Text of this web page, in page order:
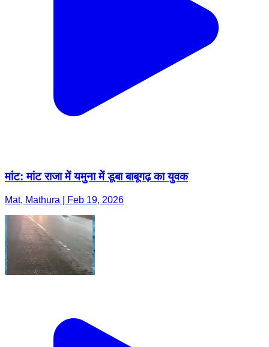
मांट: मांट राजा में यमुना में डूबा बाबूगढ़ का युवक
Mat, Mathura | Feb 19, 2026